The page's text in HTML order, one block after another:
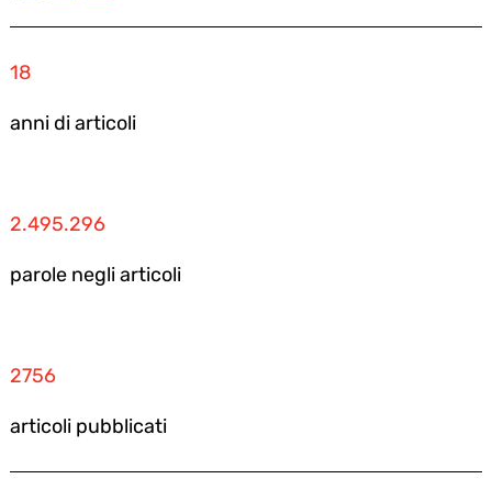
18
anni di articoli
2.495.296
parole negli articoli
2756
articoli pubblicati